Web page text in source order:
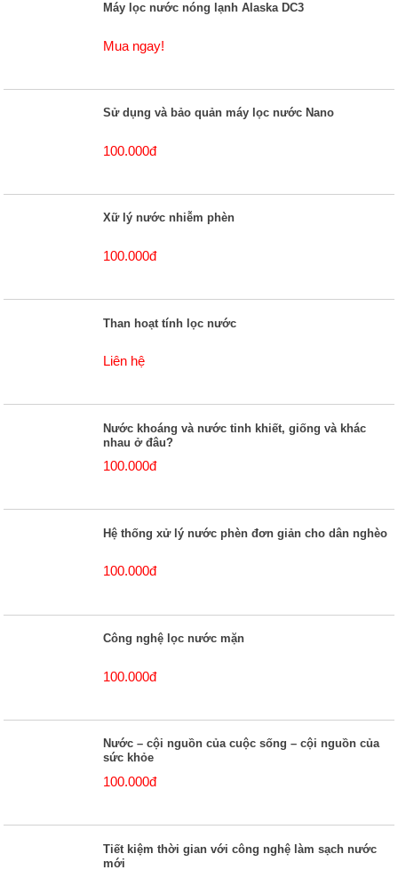
Máy lọc nước nóng lạnh Alaska DC3
Mua ngay!
Sử dụng và bảo quản máy lọc nước Nano
100.000đ
Xữ lý nước nhiễm phèn
100.000đ
Than hoạt tính lọc nước
Liên hệ
Nước khoáng và nước tinh khiết, giống và khác
nhau ở đâu?
100.000đ
Hệ thống xử lý nước phèn đơn giản cho dân nghèo
100.000đ
Công nghệ lọc nước mặn
100.000đ
Nước – cội nguồn của cuộc sống – cội nguồn của
sức khỏe
100.000đ
Tiết kiệm thời gian với công nghệ làm sạch nước
mới